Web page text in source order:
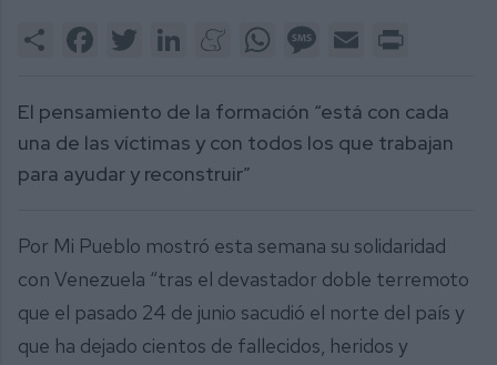
Share FacebookTwitter LinkedInMeneameWhatsAppMessage
Email
El pensamiento de la formación “está con cada
una de las víctimas y con todos los que trabajan
para ayudar y reconstruir”
Por Mi Pueblo mostró esta semana su solidaridad
con Venezuela “tras el devastador doble terremoto
que el pasado 24 de junio sacudió el norte del país y
que ha dejado cientos de fallecidos, heridos y